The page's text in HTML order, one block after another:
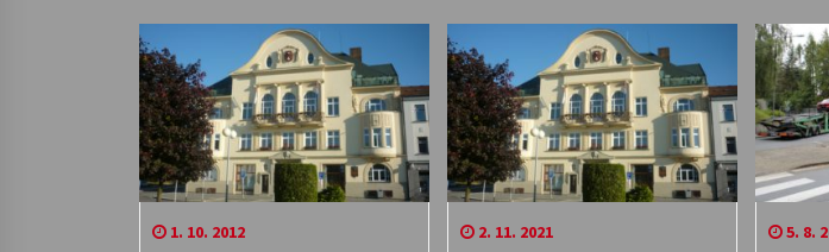
1. 10. 2012 2. 11. 2021 5. 8.